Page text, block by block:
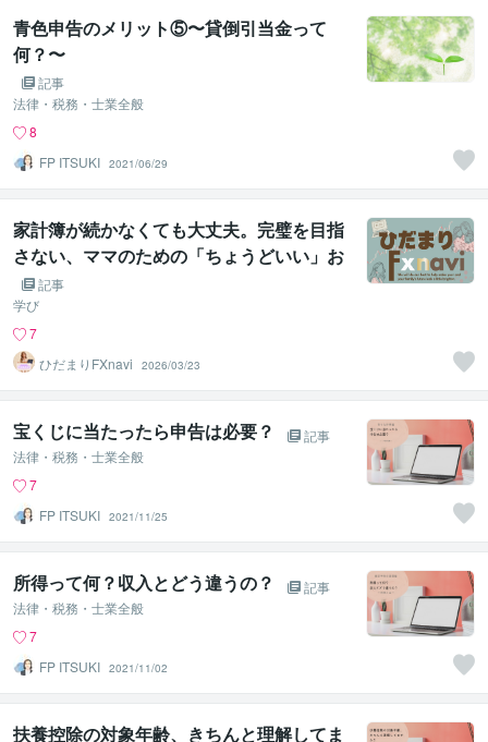
青色申告のメリット⑤〜貸倒引当金って
何？〜
記事
法律・税務・士業全般
8
FP ITSUKI 2021/06/29
家計簿が続かなくても大丈夫。完璧を目指
さない、ママのための「ちょうどいい」お
金の管理術。
記事
学び
7
ひだまりFXnavi
2026/03/23
宝くじに当たったら申告は必要？
記事
法律・税務・士業全般
7
FP ITSUKI 2021/11/25
所得って何？収入とどう違うの？
記事
法律・税務・士業全般
7
FP ITSUKI 2021/11/02
扶養控除の対象年齢、きちんと理解してま